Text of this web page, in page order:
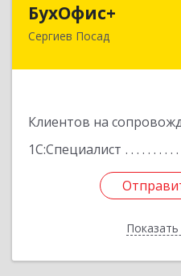
БухОфис+
Сергиев Посад
Клиентов на
1С:Специалист
141304, Московская